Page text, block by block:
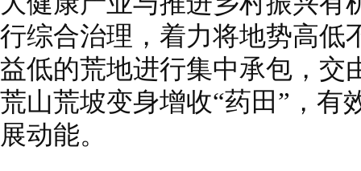
行综合治理，着力将地势高低
益低的荒地进行集中承包，交
荒山荒坡变身增收“药田”，有
展动能。